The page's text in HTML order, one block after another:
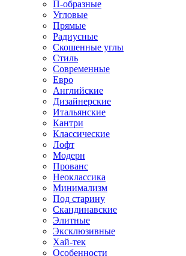
П-образные
Угловые
Прямые
Радиусные
Скошенные углы
Стиль
Современные
Евро
Английские
Дизайнерские
Итальянские
Кантри
Классические
Лофт
Модерн
Прованс
Неоклассика
Минимализм
Под старину
Скандинавские
Элитные
Эксклюзивные
Хай-тек
Особенности